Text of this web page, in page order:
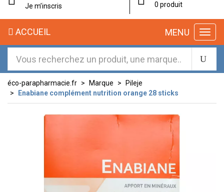
Je m’inscris
0 produit
MENU
ACCUEIL
éco-parapharmacie.fr Marque
Pileje
Enabiane complément nutrition orange 28 sticks